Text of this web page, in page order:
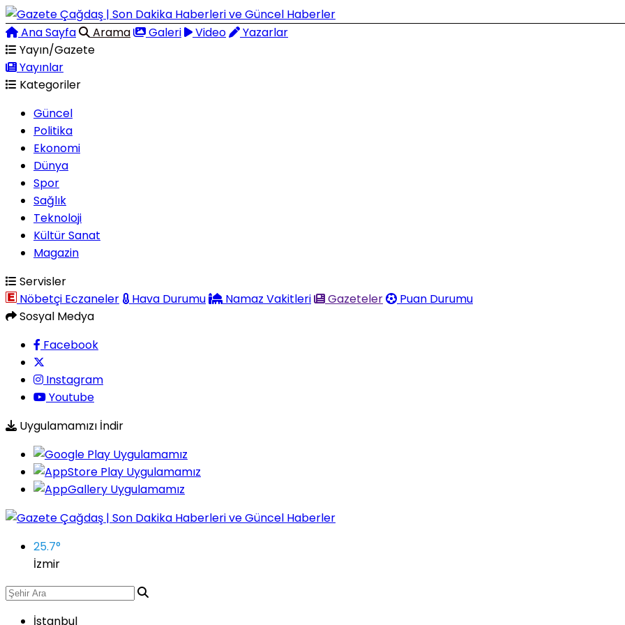
Ana Sayfa Arama Galeri Video
Yazarlar
Yayın/Gazete
Yayınlar
Kategoriler
Güncel
Politika
Ekonomi
Dünya
Spor
Sağlık
Teknoloji
Kültür Sanat
Magazin
Servisler
Nöbetçi Eczaneler
Hava Durumu Namaz Vakitleri Gazeteler
Puan Durumu
Sosyal Medya
Facebook
Instagram
Youtube
Uygulamamızı İndir
25.7°
İzmir
İstanbul